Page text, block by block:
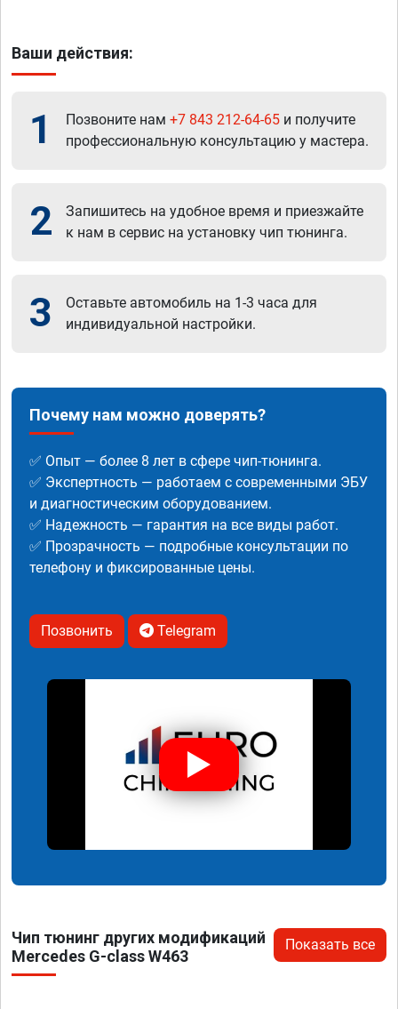
Ваши действия:
1 Позвоните нам +7 843 212-64-65 и получите
профессиональную консультацию у мастера.
2
Запишитесь на удобное время и приезжайте
к нам в сервис на установку чип тюнинга.
3
Оставьте автомобиль на 1-3 часа для
индивидуальной настройки.
Почему нам можно доверять?
✅ Опыт — более 8 лет в сфере чип-тюнинга.
✅ Экспертность — работаем с современными ЭБУ
и диагностическим оборудованием.
✅ Надежность — гарантия на все виды работ.
✅ Прозрачность — подробные консультации по
телефону и фиксированные цены.
Позвонить Telegram
Чип тюнинг других модификаций
Mercedes G-class W463
Показать все